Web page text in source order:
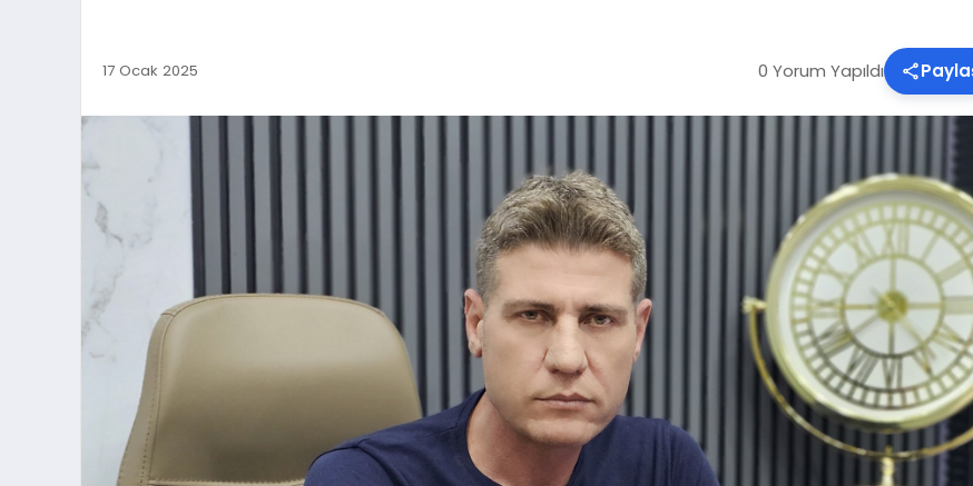
17 Ocak 2025 0 Yorum Yapıldı